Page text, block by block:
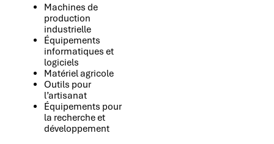
Machines de
production
industrielle
Équipements
informatiques et
logiciels
Matériel agricole
Outils pour
l’artisanat
Équipements pour
la recherche et
développement